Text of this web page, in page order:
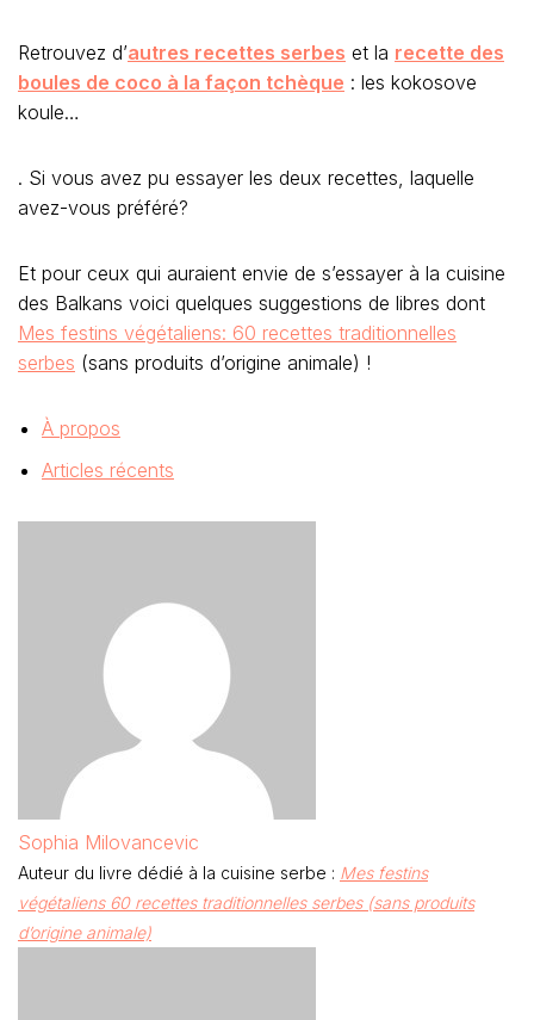
Retrouvez d’autres recettes serbes et la recette des
boules de coco à la façon tchèque : les kokosove
koule…
. Si vous avez pu essayer les deux recettes, laquelle
avez-vous préféré?
Et pour ceux qui auraient envie de s’essayer à la cuisine
des Balkans voici quelques suggestions de libres dont
Mes festins végétaliens: 60 recettes traditionnelles
serbes (sans produits d’origine animale) !
À propos
Articles récents
Sophia Milovancevic
Auteur du livre dédié à la cuisine serbe : Mes festins
végétaliens 60 recettes traditionnelles serbes (sans produits
d’origine animale)